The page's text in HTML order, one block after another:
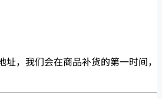
，我们会在商品补货的第一时间，